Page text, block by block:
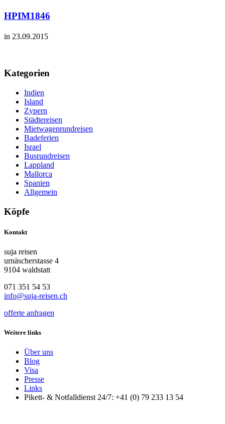
HPIM1846
in 23.09.2015
Kategorien
Indien
Island
Zypern
Städtereisen
Mietwagenrundreisen
Badeferien
Israel
Busrundreisen
Lappland
Mallorca
Spanien
Allgemein
Köpfe
Kontakt
suja reisen
urnäscherstasse 4
9104 waldstatt
071 351 54 53
info@suja-reisen.ch
offerte anfragen
Weitere links
Über uns
Blog
Visa
Presse
Links
Pikett- & Notfalldienst 24/7: +41 (0) 79 233 13 54